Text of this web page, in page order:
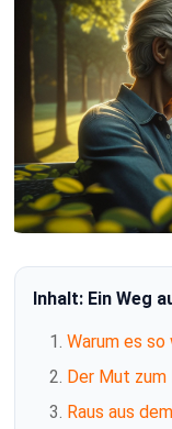
Inhalt: Ein Weg
Warum es
Der Mut
Raus aus